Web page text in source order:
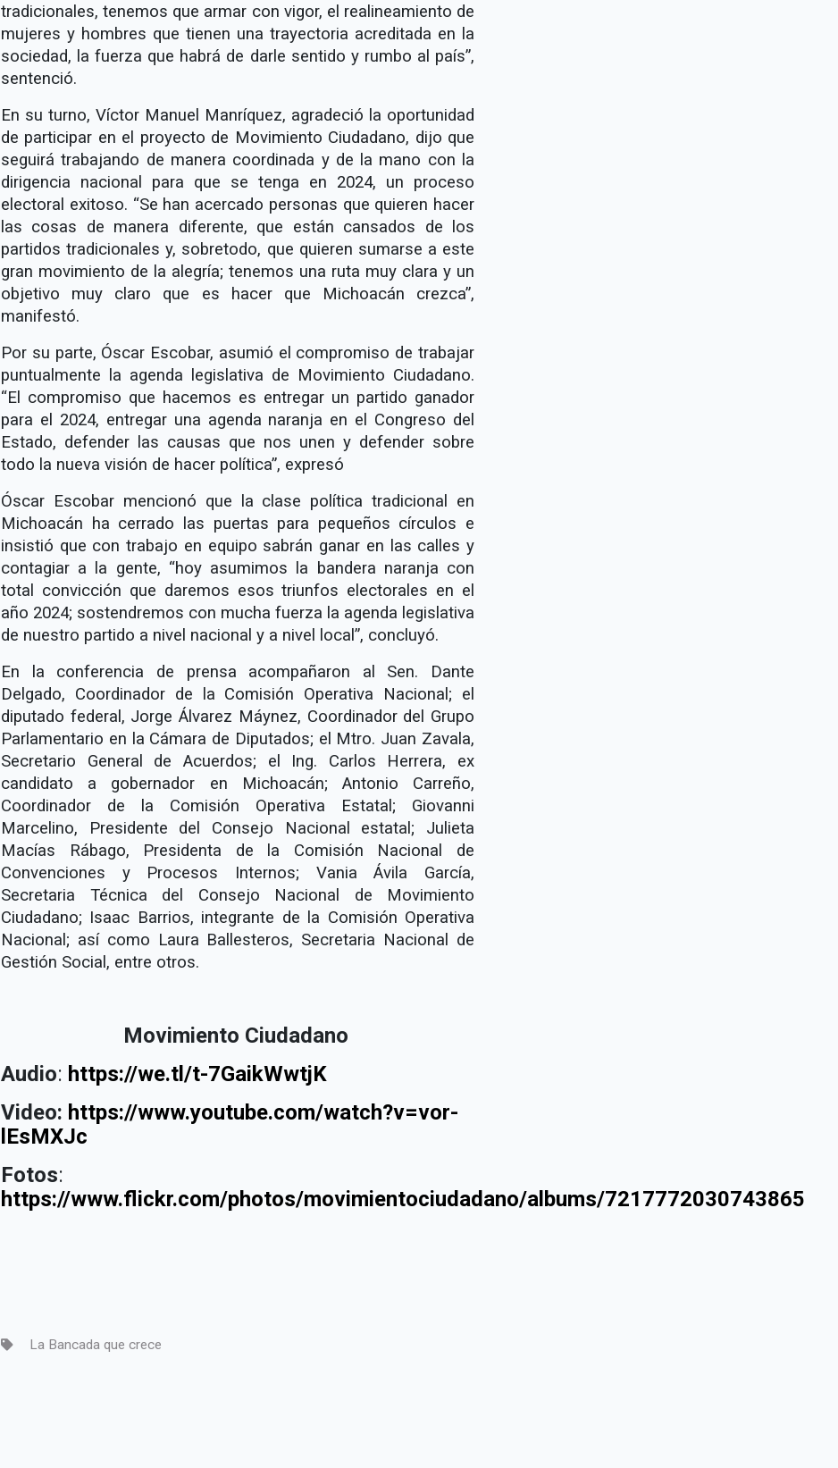
tradicionales, tenemos que armar con vigor, el realineamiento de
mujeres y hombres que tienen una trayectoria acreditada en la
sociedad, la fuerza que habrá de darle sentido y rumbo al país”,
sentenció.
En su turno, Víctor Manuel Manríquez, agradeció la oportunidad
de participar en el proyecto de Movimiento Ciudadano, dijo que
seguirá trabajando de manera coordinada y de la mano con la
dirigencia nacional para que se tenga en 2024, un proceso
electoral exitoso. “Se han acercado personas que quieren hacer
las cosas de manera diferente, que están cansados de los
partidos tradicionales y, sobretodo, que quieren sumarse a este
gran movimiento de la alegría; tenemos una ruta muy clara y un
objetivo muy claro que es hacer que Michoacán crezca”,
manifestó.
Por su parte, Óscar Escobar, asumió el compromiso de trabajar
puntualmente la agenda legislativa de Movimiento Ciudadano.
“El compromiso que hacemos es entregar un partido ganador
para el 2024, entregar una agenda naranja en el Congreso del
Estado, defender las causas que nos unen y defender sobre
todo la nueva visión de hacer política”, expresó
Óscar Escobar mencionó que la clase política tradicional en
Michoacán ha cerrado las puertas para pequeños círculos e
insistió que con trabajo en equipo sabrán ganar en las calles y
contagiar a la gente, “hoy asumimos la bandera naranja con
total convicción que daremos esos triunfos electorales en el
año 2024; sostendremos con mucha fuerza la agenda legislativa
de nuestro partido a nivel nacional y a nivel local”, concluyó.
En la conferencia de prensa acompañaron al Sen. Dante
Delgado, Coordinador de la Comisión Operativa Nacional; el
diputado federal, Jorge Álvarez Máynez, Coordinador del Grupo
Parlamentario en la Cámara de Diputados; el Mtro. Juan Zavala,
Secretario General de Acuerdos; el Ing. Carlos Herrera, ex
candidato a gobernador en Michoacán; Antonio Carreño,
Coordinador de la Comisión Operativa Estatal; Giovanni
Marcelino, Presidente del Consejo Nacional estatal; Julieta
Macías Rábago, Presidenta de la Comisión Nacional de
Convenciones y Procesos Internos; Vania Ávila García,
Secretaria Técnica del Consejo Nacional de Movimiento
Ciudadano; Isaac Barrios, integrante de la Comisión Operativa
Nacional; así como Laura Ballesteros, Secretaria Nacional de
Gestión Social, entre otros.
Movimiento Ciudadano
Audio: https://we.tl/t-7GaikWwtjK
Video: https://www.youtube.com/watch?v=vor-
lEsMXJc
Fotos:
https://www.flickr.com/photos/movimientociudadano/albums/7217772030743865
La Bancada que crece